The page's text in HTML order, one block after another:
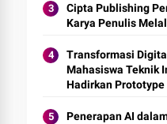
Cipta Publishing
Karya Penulis
Transformasi
Mahasiswa Teknik
Hadirkan
Penerapan AI